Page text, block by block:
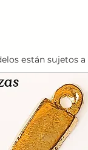
están sujetos